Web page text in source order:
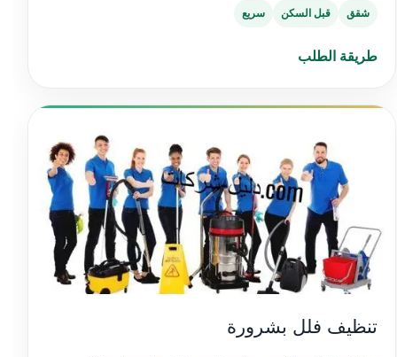
شقق قبل السكن سريع
طريقة الطلب
تنظيف فلل بشرورة